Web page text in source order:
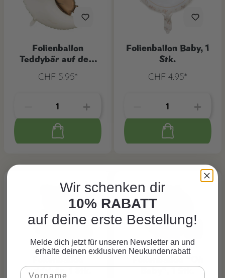
Folienballon
Teddybär auf dem
CHF 5.95*
Folienballon Baby, 1
Stk.
CHF 4.95*
Teddybär, 1 Stk.
Wir schenken dir
10% RABATT
auf deine erste Bestellung!
Melde dich jetzt für unseren Newsletter an und
erhalte deinen exklusiven Neukundenrabatt